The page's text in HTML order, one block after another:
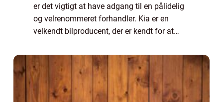
er det vigtigt at have adgang til en pålidelig
og velrenommeret forhandler. Kia er en
velkendt bilproducent, der er kendt for at
teknologi og p&arin...